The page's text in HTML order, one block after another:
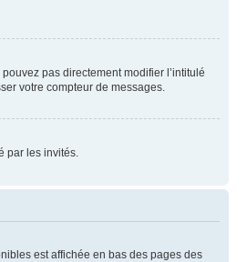
pas directement modifier l’intitulé
votre compteur de messages.
par les invités.
est affichée en bas des pages des